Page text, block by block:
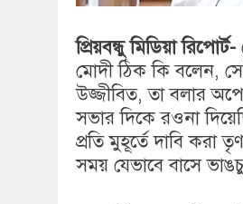
প্রিয়বন্ধু মিডিয়া রিপোর্ট-
মোদী ঠিক কি বলেন,
উজ্জীবিত, তা বলার
সভার দিকে রওনা
প্রতি মুহূর্তে দাবি করা
সময় যেভাবে বাসে